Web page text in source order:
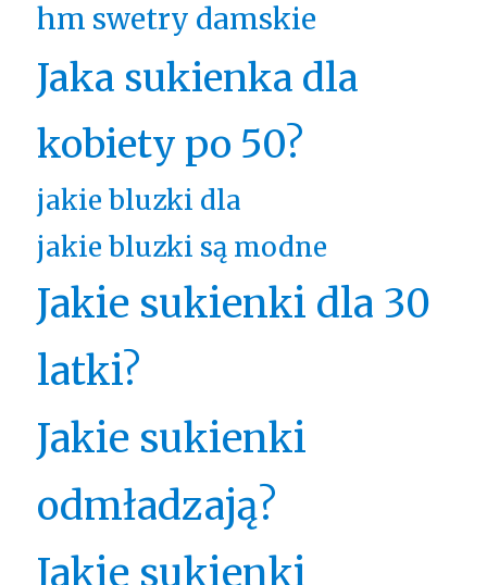
hm swetry damskie
Jaka sukienka dla
kobiety po 50?
jakie bluzki dla
jakie bluzki są modne
Jakie sukienki dla 30
latki?
Jakie sukienki
odmładzają?
Jakie sukienki